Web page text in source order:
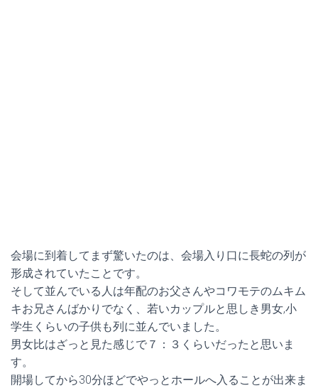
会場に到着してまず驚いたのは、会場入り口に長蛇の列が
形成されていたことです。
そして並んでいる人は年配のお父さんやコワモテのムキム
キお兄さんばかりでなく、若いカップルと思しき男女,小
学生くらいの子供も列に並んでいました。
男女比はざっと見た感じで７：３くらいだったと思いま
す。
開場してから30分ほどでやっとホールへ入ることが出来ま